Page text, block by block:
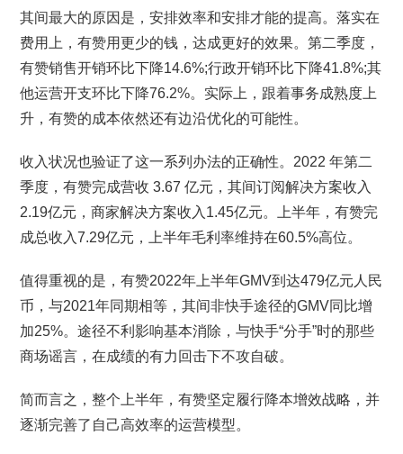
其间最大的原因是，安排效率和安排才能的提高。落实在
费用上，有赞用更少的钱，达成更好的效果。第二季度，
有赞销售开销环比下降14.6%;行政开销环比下降41.8%;其
他运营开支环比下降76.2%。实际上，跟着事务成熟度上
升，有赞的成本依然还有边沿优化的可能性。
收入状况也验证了这一系列办法的正确性。2022 年第二
季度，有赞完成营收 3.67 亿元，其间订阅解决方案收入
2.19亿元，商家解决方案收入1.45亿元。上半年，有赞完
成总收入7.29亿元，上半年毛利率维持在60.5%高位。
值得重视的是，有赞2022年上半年GMV到达479亿元人民
币，与2021年同期相等，其间非快手途径的GMV同比增
加25%。途径不利影响基本消除，与快手“分手”时的那些
商场谣言，在成绩的有力回击下不攻自破。
简而言之，整个上半年，有赞坚定履行降本增效战略，并
逐渐完善了自己高效率的运营模型。